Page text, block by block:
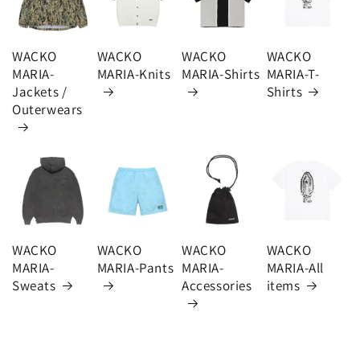
WACKO
MARIA-
Jackets /
Outerwears
WACKO
MARIA-Knits
WACKO
MARIA-Shirts
WACKO
MARIA-T-
Shirts
WACKO
MARIA-
Sweats
WACKO
MARIA-Pants
WACKO
MARIA-
Accessories
WACKO
MARIA-All
items